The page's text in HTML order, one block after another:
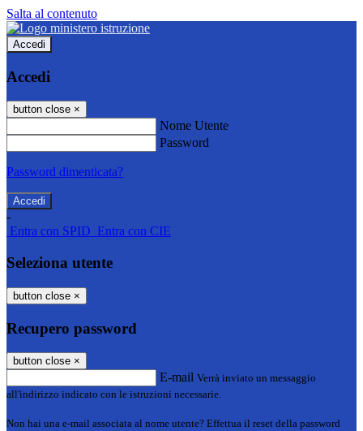
Salta al contenuto
Accedi
Accedi
button close ×
Nome Utente
Password
Password dimenticata?
-
Entra con SPID Entra con CIE
Seleziona utente
button close ×
Recupero password
button close ×
E-mail Verrà inviato un messaggio
all'indirizzo indicato con le istruzioni necessarie.
Non hai una e-mail associata al nome utente? Effettua il reset della password